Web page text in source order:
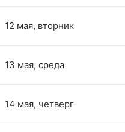
12 мая, вторник
13 мая, среда
14 мая, четверг